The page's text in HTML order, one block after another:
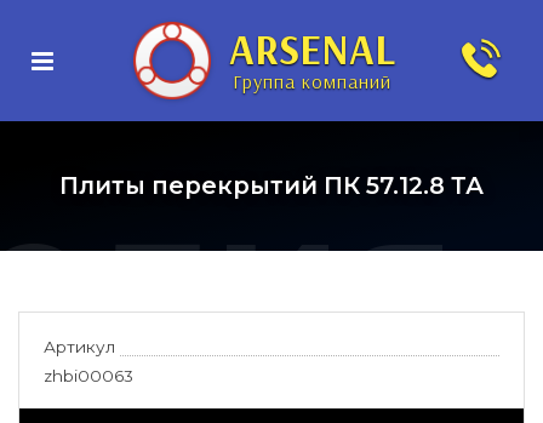
ARSENAL
Группа компаний
Плиты перекрытий ПК 57.12.8 ТА
Артикул
zhbi00063